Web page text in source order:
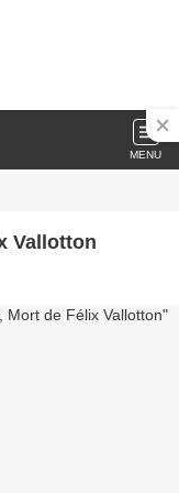
MENU
de Félix Vallotton